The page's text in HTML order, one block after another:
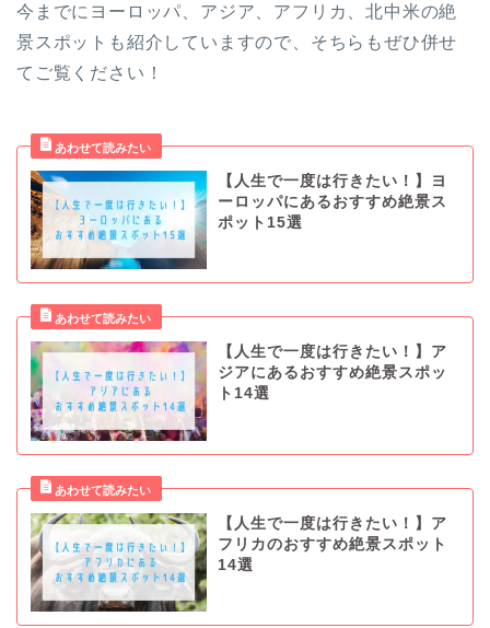
今までにヨーロッパ、アジア、アフリカ、北中米の絶
景スポットも紹介していますので、そちらもぜひ併せ
てご覧ください！
【人生で一度は行きたい！】ヨ
ーロッパにあるおすすめ絶景ス
ポット15選
【人生で一度は行きたい！】ア
ジアにあるおすすめ絶景スポッ
ト14選
【人生で一度は行きたい！】ア
フリカのおすすめ絶景スポット
14選